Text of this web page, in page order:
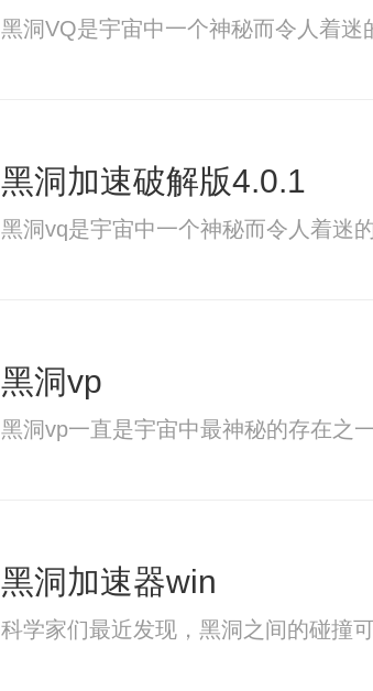
黑洞VQ是宇宙中一个神秘而令人着迷
黑洞加速破解版4.0.1
黑洞vq是宇宙中一个神秘而令人着迷
黑洞vp
黑洞vp一直是宇宙中最神秘的存在之
黑洞加速器win
科学家们最近发现，黑洞之间的碰撞